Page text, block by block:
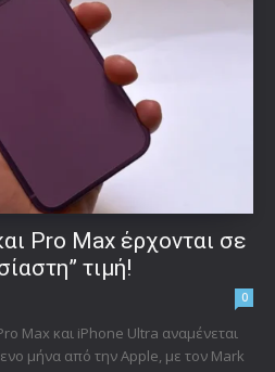
Pro Max έρχονται σε
τιμή!
0
Max και iPhone Ultra αναμένεται
μήνα από την Apple, με τον Mark